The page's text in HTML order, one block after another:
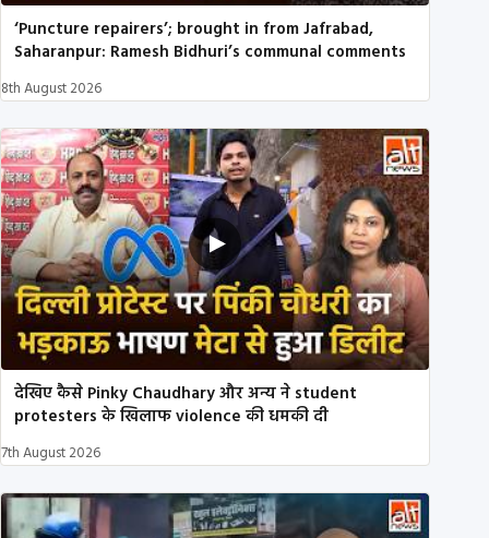
‘Puncture repairers’; brought in from Jafrabad,
Saharanpur: Ramesh Bidhuri’s communal comments
8th August 2026
देखिए कैसे Pinky Chaudhary और अन्य ने student
protesters के खिलाफ violence की धमकी दी
7th August 2026